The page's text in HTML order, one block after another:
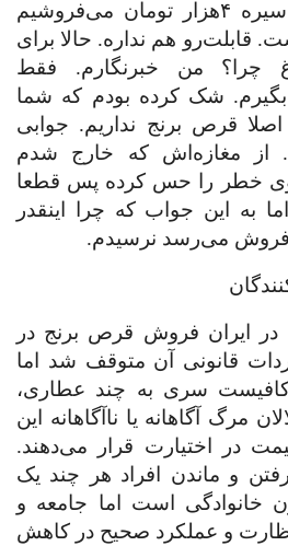
بخوای اسمش قرص سیره ۴‌هزار تومان می‌فروشیم
قابلت‌رو هم نداره. حالا برای
چرا؟ من خبرنگارم. فقط
شک کرده بودم که شما
قرص برنج نداریم. جوابی
از مغازه‌اش که خارج شدم
خطر را حس کرده پس قطعا
به این جواب که چرا اینقدر
فروش می‌رسد نرسیدم.
در ایران فروش قرص برنج در
قانونی آن متوقف شد اما
سری به چند عطاری،
مرگ آگاهانه یا ناآگاهانه این
در اختیارت قرار می‌دهند.
و ماندن افراد هر چند یک
خانوادگی است اما جامعه و
نظارت و عملکرد صحیح در کاهش